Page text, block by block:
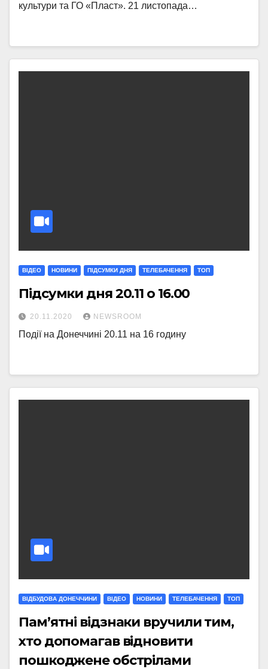
культури та ГО «Пласт». 21 листопада…
ВІДЕО НОВИНИ ПІДСУМКИ ДНЯ ТЕЛЕБАЧЕННЯ ТОП
Підсумки дня 20.11 о 16.00
20.11.2020 NEWSROOM
Події на Донеччині 20.11 на 16 годину
ВІДБУДОВА ДОНЕЧЧИНИ ВІДЕО НОВИНИ ТЕЛЕБАЧЕННЯ ТОП
Пам’ятні відзнаки вручили тим,
хто допомагав відновити
пошкоджене обстрілами